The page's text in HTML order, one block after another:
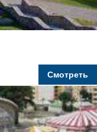
Смотреть